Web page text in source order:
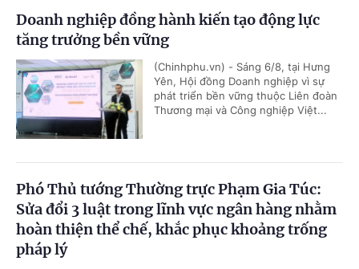
Doanh nghiệp đồng hành kiến tạo động lực
tăng trưởng bền vững
(Chinhphu.vn) - Sáng 6/8, tại Hưng
Yên, Hội đồng Doanh nghiệp vì sự
phát triển bền vững thuộc Liên đoàn
Thương mại và Công nghiệp Việt...
Phó Thủ tướng Thường trực Phạm Gia Túc:
Sửa đổi 3 luật trong lĩnh vực ngân hàng nhằm
hoàn thiện thể chế, khắc phục khoảng trống
pháp lý